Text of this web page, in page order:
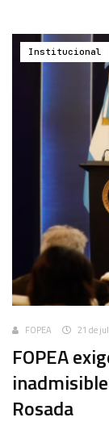
Institucional
FOPEA 21 de
FOPEA
Rosada